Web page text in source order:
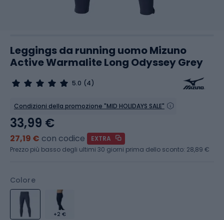
Leggings da running uomo Mizuno
Active Warmalite Long Odyssey Grey
5.0 (4)
Condizioni della promozione "MID HOLIDAYS SALE"
Colore
+2 €
33,99 €
27,19 € con codice
EXTRA
Prezzo più basso degli ultimi 30 giorni prima dello sconto: 28,89 €